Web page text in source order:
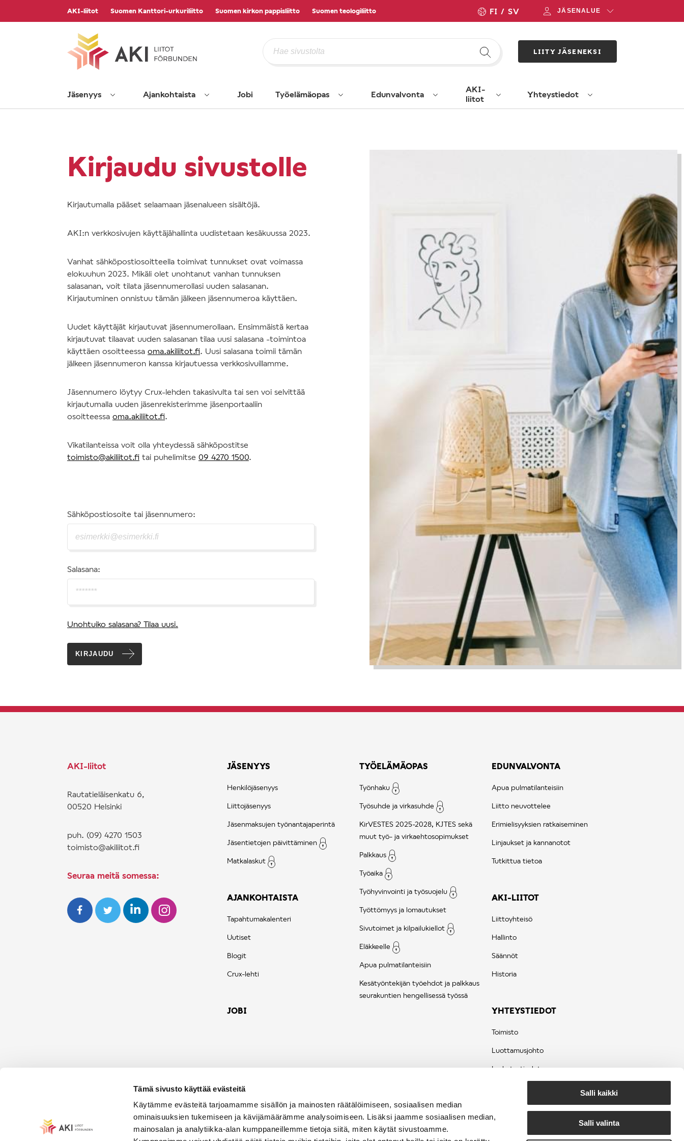
Tämä sivusto käyttää evästeitä
Käytämme evästeitä tarjoamamme sisällön ja mainosten räätälöimiseen, sosiaalisen median
ominaisuuksien tukemiseen ja kävijämäärämme analysoimiseen. Lisäksi jaamme sosiaalisen median,
mainosalan ja analytiikka-alan kumppaneillemme tietoja siitä, miten käytät sivustoamme.
Salli kaikki
Salli valinta
AKI-liitot Suomen Kanttori-urkuriliitto Suomen kirkon pappisliitto Suomen teologiliitto FI SV JÄSENALUE
LIITY JÄSENEKSI
Jäsenyys Ajankohtaista Jobi Työelämäopas Edunvalvonta
AKI-
liitot
Yhteystiedot
Kirjaudu sivustolle
Kirjautumalla pääset selaamaan jäsenalueen sisältöjä.
AKI:n verkkosivujen käyttäjähallinta uudistetaan kesäkuussa 2023.
Vanhat sähköpostiosoitteella toimivat tunnukset ovat voimassa
elokuuhun 2023. Mikäli olet unohtanut vanhan tunnuksen
salasanan, voit tilata jäsennumerollasi uuden salasanan.
Kirjautuminen onnistuu tämän jälkeen jäsennumeroa käyttäen.
Uudet käyttäjät kirjautuvat jäsennumerollaan. Ensimmäistä kertaa
kirjautuvat tilaavat uuden salasanan tilaa uusi salasana -toimintoa
käyttäen osoitteessa oma.akiliitot.fi. Uusi salasana toimii tämän
jälkeen jäsennumeron kanssa kirjautuessa verkkosivuillamme.
Jäsennumero löytyy Crux-lehden takasivulta tai sen voi selvittää
kirjautumalla uuden jäsenrekisterimme jäsenportaaliin
osoitteessa oma.akiliitot.fi.
Vikatilanteissa voit olla yhteydessä sähköpostitse
toimisto@akiliitot.fi tai puhelimitse 09 4270 1500.
Sähköpostiosoite tai jäsennumero:
Salasana:
Unohtuiko salasana? Tilaa uusi.
KIRJAUDU
AKI-liitot
Rautatieläisenkatu 6,
00520 Helsinki
puh. (09) 4270 1503
toimisto@akiliitot.fi
Seuraa meitä somessa:
JÄSENYYS
Henkilöjäsenyys
Liittojäsenyys
Jäsenmaksujen työnantajaperintä
Jäsentietojen päivittäminen
Matkalaskut
AJANKOHTAISTA
Tapahtumakalenteri
Uutiset
Blogit
Crux-lehti
JOBI
TYÖELÄMÄOPAS
Työnhaku
Työsuhde ja virkasuhde
KirVESTES 2025-2028, KJTES sekä
muut työ- ja virkaehtosopimukset
Palkkaus
Työaika
Työhyvinvointi ja työsuojelu
Työttömyys ja lomautukset
Sivutoimet ja kilpailukiellot
Eläkkeelle
Apua pulmatilanteisiin
Kesätyöntekijän työehdot ja palkkaus
seurakuntien hengellisessä työssä
EDUNVALVONTA
Apua pulmatilanteisiin
Liitto neuvottelee
Erimielisyyksien ratkaiseminen
Linjaukset ja kannanotot
Tutkittua tietoa
AKI-LIITOT
Liittoyhteisö
Hallinto
Säännöt
Historia
YHTEYSTIEDOT
Toimisto
Luottamusjohto
Laskutustiedot